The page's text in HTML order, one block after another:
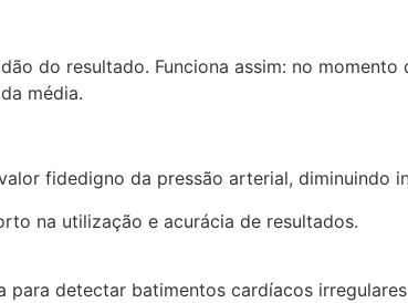
do resultado. Funciona assim: no
média.
fidedigno da pressão arterial, diminuindo
na utilização e acurácia de resultados.
detectar batimentos cardíacos